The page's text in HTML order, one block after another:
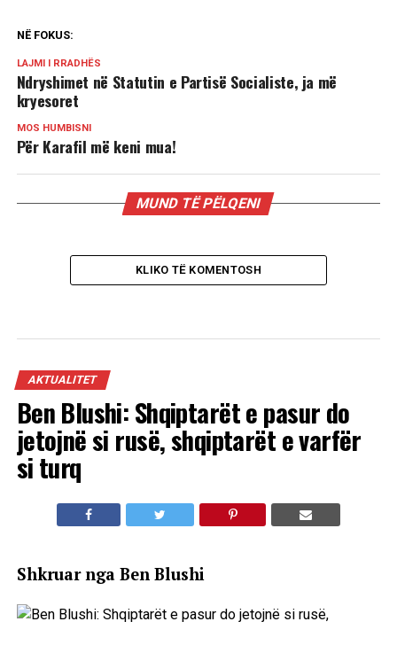
NË FOKUS:
LAJMI I RRADHËS
Ndryshimet në Statutin e Partisë Socialiste, ja më
kryesoret
MOS HUMBISNI
Për Karafil më keni mua!
MUND TË PËLQENI
KLIKO TË KOMENTOSH
AKTUALITET
Ben Blushi: Shqiptarët e pasur do
jetojnë si rusë, shqiptarët e varfër
si turq
Shkruar nga Ben Blushi